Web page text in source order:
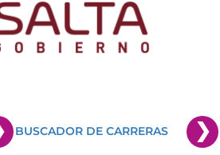
BUSCADOR DE CARRERAS